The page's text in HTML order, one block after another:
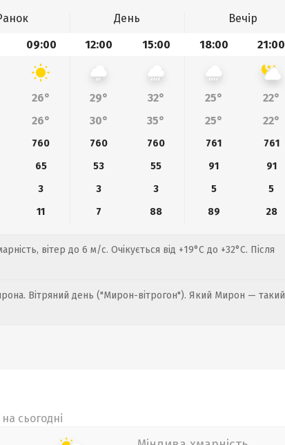
День
Вечір
09:00 12:00 15:00 18:00 21:00
26° 29° 32° 25°
22°
26° 30° 35° 25° 22°
760 760 760 761
761
65 53 55 91
91
3 3 3 5
5
11 7 88 89 28
вітер до 6 м/с. Очікується від +19°C до +32°C. Після
Вітряний день ("Мирон-вітрогон"). Який Мирон — такий
сьогодні